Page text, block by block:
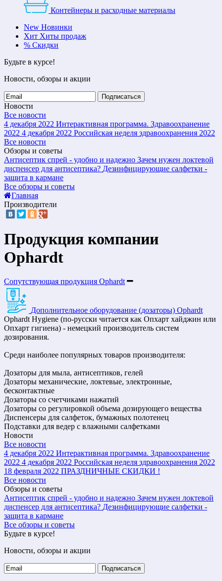
Контейнеры и расходные материалы
New Новинки
Хит Хиты продаж
% Скидки
Будьте в курсе!
Новости, обзоры и акции
Подписаться
Новости
Все новости
4 декабря 2022 Интерактивная программа. Здравоохранение
2022 4 декабря 2022 Российская неделя здравоохранения 2022
Все новости
Обзоры и советы
Антисептик спрей - удобно и надежно Зачем нужен локтевой
диспенсер для антисептика? Дезинфицирующие салфетки -
защита в кармане
Все обзоры и советы
Главная
Производители
Продукция компании
Ophardt
Сопутствующая продукция Ophardt
Дополнительное оборудование (дозаторы) Ophardt
Ophardt Hygiene (по-русски читается как Опхарт хайджин или
Опхарт гигиена) - немецкий производитель систем
дозирования.
Среди наиболее популярных товаров производителя:
Дозаторы для мыла, антисептиков, гелей
Дозаторы механические, локтевые, электронные,
бесконтактные
Дозаторы со счетчиками нажатий
Дозаторы со регулировкой объема дозирующего вещества
Диспенсеры для салфеток, бумажных полотенец
Подставки для ведер с влажными салфетками
Новости
Все новости
4 декабря 2022 Интерактивная программа. Здравоохранение
2022 4 декабря 2022 Российская неделя здравоохранения 2022
18 февраля 2022 ПРАЗДНИЧНЫЕ СКИДКИ !
Все новости
Обзоры и советы
Антисептик спрей - удобно и надежно Зачем нужен локтевой
диспенсер для антисептика? Дезинфицирующие салфетки -
защита в кармане
Все обзоры и советы
Будьте в курсе!
Новости, обзоры и акции
Подписаться